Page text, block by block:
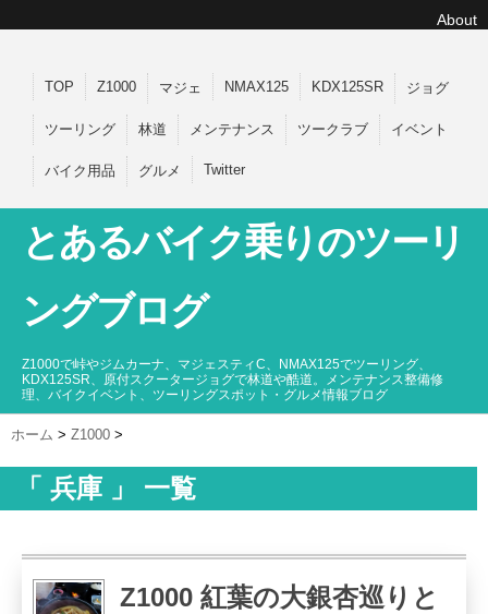
About
TOP Z1000 マジェ NMAX125 KDX125SR ジョグ
ツーリング 林道 メンテナンス ツークラブ イベント
バイク用品 グルメ Twitter
とあるバイク乗りのツーリ
ングブログ
Z1000で峠やジムカーナ、マジェスティC、NMAX125でツーリング、
KDX125SR、原付スクータージョグで林道や酷道。メンテナンス整備修
理、バイクイベント、ツーリングスポット・グルメ情報ブログ
ホーム > Z1000 >
「 兵庫 」 一覧
Z1000 紅葉の大銀杏巡りと